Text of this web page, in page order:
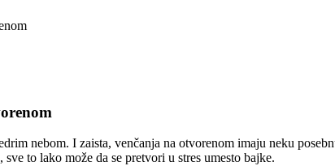
nebom. I zaista, venčanja na otvorenom imaju neku
, sve to lako može da se pretvori u stres umesto bajke.